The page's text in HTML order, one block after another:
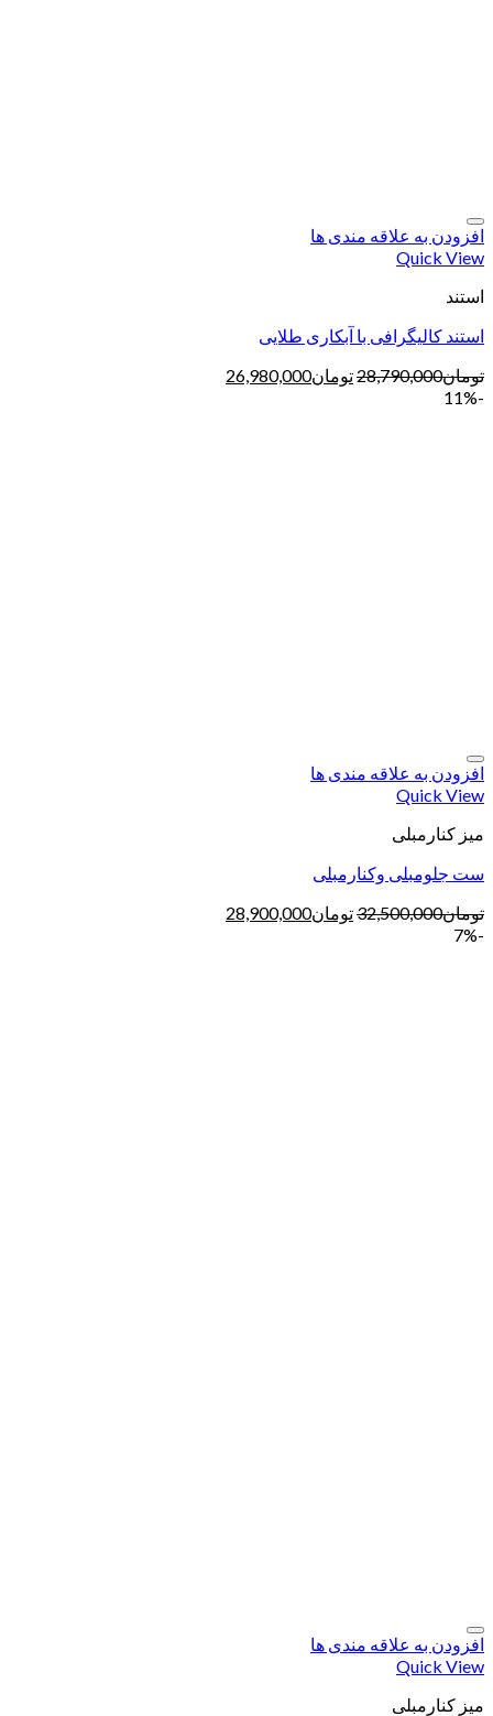
افزودن به علاقه مندی ها
Quick View
استند
استند کالیگرافی با آبکاری طلایی
تومان28,790,000تومان26,980,000
-11%
افزودن به علاقه مندی ها
Quick View
میز کنارمبلی
ست جلومبلی وکنارمبلی
تومان32,500,000تومان28,900,000
-7%
افزودن به علاقه مندی ها
Quick View
میز کنارمبلی